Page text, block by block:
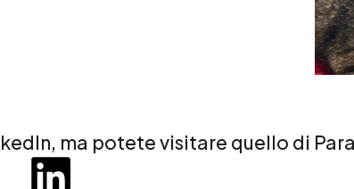
ma potete visitare quello di